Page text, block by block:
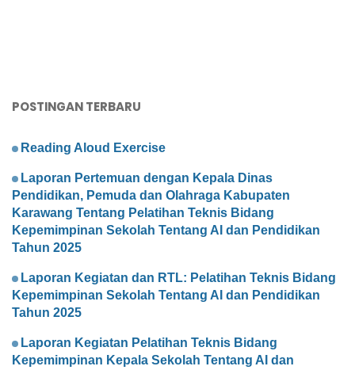
POSTINGAN TERBARU
Reading Aloud Exercise
Laporan Pertemuan dengan Kepala Dinas
Pendidikan, Pemuda dan Olahraga Kabupaten
Karawang Tentang Pelatihan Teknis Bidang
Kepemimpinan Sekolah Tentang AI dan Pendidikan
Tahun 2025
Laporan Kegiatan dan RTL: Pelatihan Teknis Bidang
Kepemimpinan Sekolah Tentang AI dan Pendidikan
Tahun 2025
Laporan Kegiatan Pelatihan Teknis Bidang
Kepemimpinan Kepala Sekolah Tentang AI dan